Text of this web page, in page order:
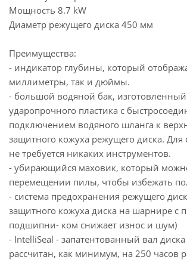
Мощность 8.7 kW
Диаметр режущего диска 450 мм
Преимущества:
- индикатор глубины, который
миллиметры, так и дюймы.
- большой водяной бак,
ударопрочного пластика с
подключением водяного шланга к
защитного кожуха режущего диска. Для
не требуется никаких инструментов.
- убирающийся маховик, который
перемещении пилы, чтобы избежать
- система предохранения режущего
защитного кожуха диска на шарнире с
подшипни- ком снижает износ и шум)
- IntelliSeal - запатентованный вал диска
рассчитан, как минимум, на 250 часов